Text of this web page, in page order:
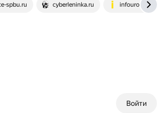
spbu.ru cyberleninka.ru infourok.ru
Войти